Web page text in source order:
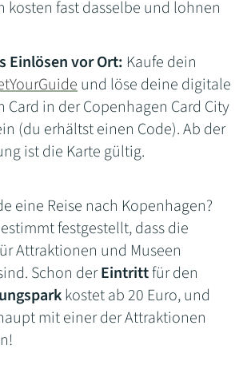
kosten fast dasselbe und lohnen
Einlösen vor Ort: Kaufe dein
und löse deine digitale
Card in der Copenhagen Card City
(du erhältst einen Code). Ab der
ist die Karte gültig.
eine Reise nach Kopenhagen?
festgestellt, dass die
Attraktionen und Museen
Schon derEintrittfür den
kostet ab 20 Euro, und
mit einer der Attraktionen